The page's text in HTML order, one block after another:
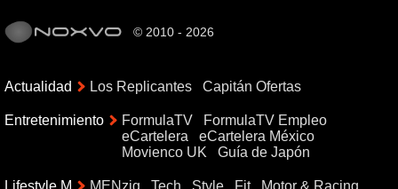
© 2010 - 2026
Actualidad Los Replicantes Capitán Ofertas
Entretenimiento FormulaTV
FormulaTV Empleo
eCartelera
eCartelera México
Movienco UK
Guía de Japón